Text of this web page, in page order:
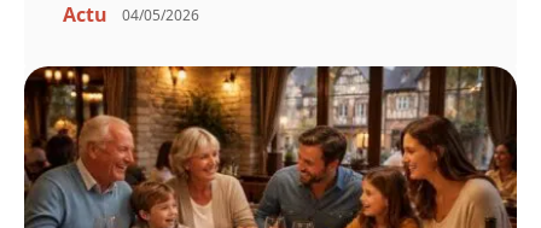
Actu 04/05/2026